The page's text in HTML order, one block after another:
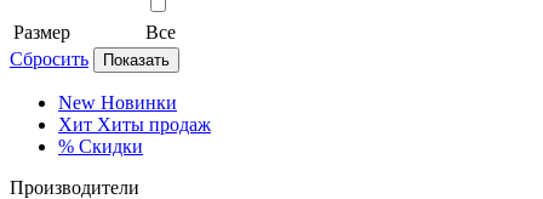
Размер
Все
Сбросить
Показать
New Новинки
Хит Хиты продаж
% Скидки
Производители